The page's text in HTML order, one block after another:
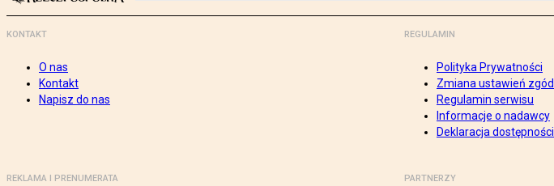
KONTAKT
O nas
Kontakt
Napisz do nas
REGULAMIN
Polityka Prywatności
Zmiana ustawień zgód
Regulamin serwisu
Informacje o nadawcy
Deklaracja dostępności
REKLAMA I PRENUMERATA PARTNERZY